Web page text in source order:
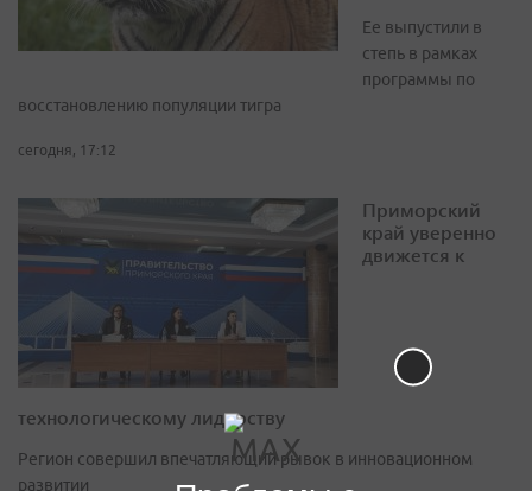
Ее выпустили в
степь в рамках
программы по
восстановлению популяции тигра
сегодня, 17:12
Приморский
край уверенно
движется к
технологическому лидерству
Регион совершил впечатляющий рывок в инновационном
развитии